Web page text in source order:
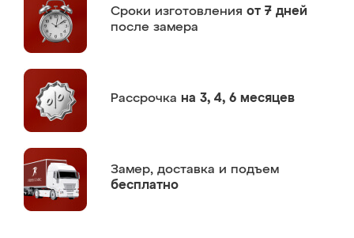
Сроки изготовления от 7 дней
после замера
Рассрочка на 3, 4, 6 месяцев
Замер, доставка и подъем
бесплатно